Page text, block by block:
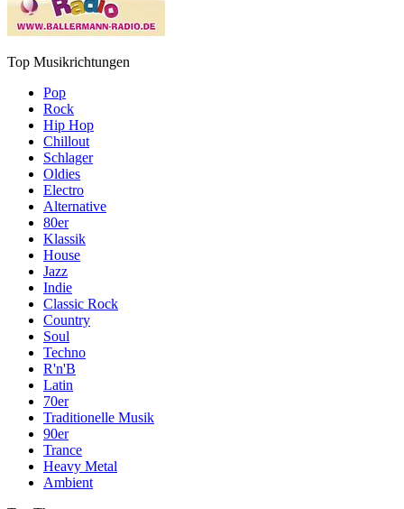
Top Musikrichtungen
Pop
Rock
Hip Hop
Chillout
Schlager
Oldies
Electro
Alternative
80er
Klassik
House
Jazz
Indie
Classic Rock
Country
Soul
Techno
R'n'B
Latin
70er
Traditionelle Musik
90er
Trance
Heavy Metal
Ambient